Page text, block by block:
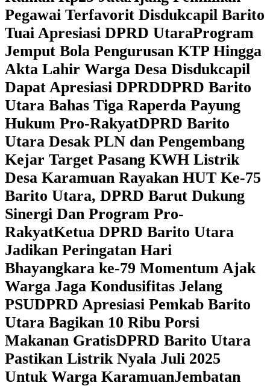
Pegawai Terfavorit Disdukcapil Barito
Tuai Apresiasi DPRD UtaraProgram
Jemput Bola Pengurusan KTP Hingga
Akta Lahir Warga Desa Disdukcapil
Dapat Apresiasi DPRDDPRD Barito
Utara Bahas Tiga Raperda Payung
Hukum Pro-RakyatDPRD Barito
Utara Desak PLN dan Pengembang
Kejar Target Pasang KWH Listrik
Desa Karamuan Rayakan HUT Ke-75
Barito Utara, DPRD Barut Dukung
Sinergi Dan Program Pro-
RakyatKetua DPRD Barito Utara
Jadikan Peringatan Hari
Bhayangkara ke-79 Momentum Ajak
Warga Jaga Kondusifitas Jelang
PSUDPRD Apresiasi Pemkab Barito
Utara Bagikan 10 Ribu Porsi
Makanan GratisDPRD Barito Utara
Pastikan Listrik Nyala Juli 2025
Untuk Warga KaramuanJembatan